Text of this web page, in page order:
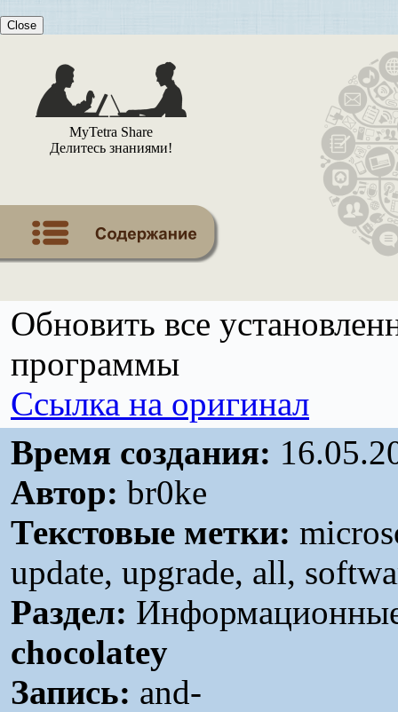
Close
MyTetra Share
Делитесь знаниями!
Обновить все
программы
Ссылка на оригинал
Время создания:
Автор: br0ke
Текстовые метки:
update, upgrade, all,
Раздел:
chocolatey
Запись: and-